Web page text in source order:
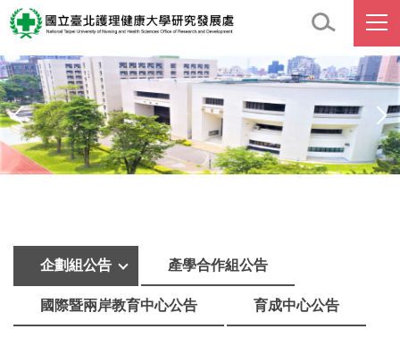
跳
到
主
要
內
容
區
企劃組公告 產學合作組公告
國際暨兩岸教育中心公告 育成中心公告